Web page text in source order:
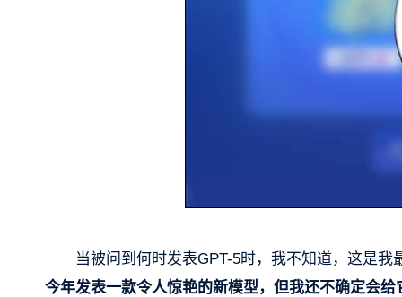
当被问到何时发表GPT-5时，我不知道，这是
今年发表一款令人惊艳的新模型，但我还不确定会给